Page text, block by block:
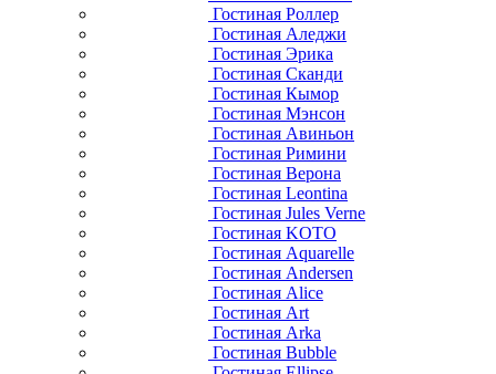
Гостиная Роллер
Гостиная Аледжи
Гостиная Эрика
Гостиная Сканди
Гостиная Кымор
Гостиная Мэнсон
Гостиная Авиньон
Гостиная Римини
Гостиная Верона
Гостиная Leontina
Гостиная Jules Verne
Гостиная KOTO
Гостиная Aquarelle
Гостиная Andersen
Гостиная Alice
Гостиная Art
Гостиная Arka
Гостиная Bubble